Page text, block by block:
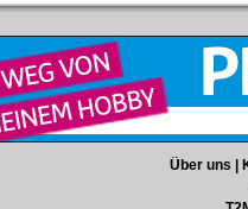
Über uns